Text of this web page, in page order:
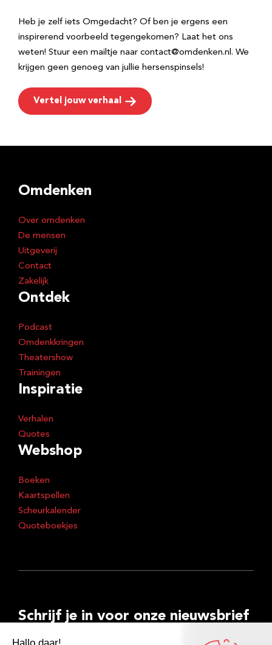
Heb je zelf iets Omgedacht? Of ben je ergens een
inspirerend voorbeeld tegengekomen? Laat het ons
weten! Stuur een mailtje naar contact@omdenken.nl. We
krijgen geen genoeg van jullie hersenspinsels!
Vertel jouw verhaal
Omdenken
Over omdenken
De mensen
Uitgeverij
Contact
Zakelijk
Ontdek
Podcast
Omdenkkringen
Theatershow
Trainingen
Inspiratie
Verhalen
Quotes
Webshop
Boeken
Kaartspellen
Scheurkalender
Quoteboekjes
Schrijf je in voor onze nieuwsbrief